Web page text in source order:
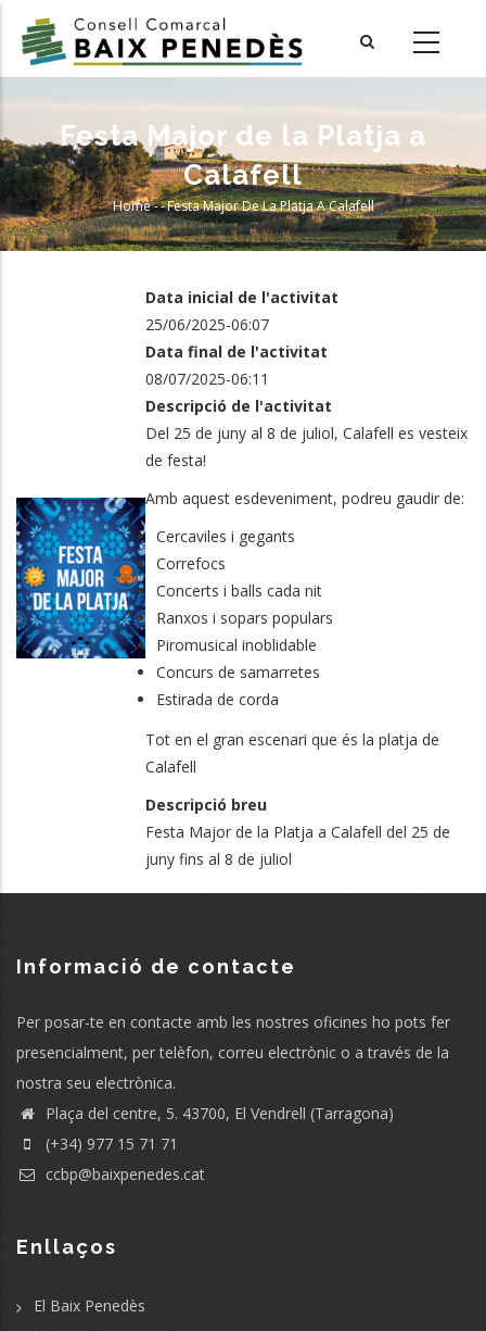
main
Festa Major de la Platja a
Calafell
Breadcrumb
Home--Festa Major De La Platja A Calafell
Data inicial de l'activitat
25/06/2025-06:07
Data final de l'activitat
08/07/2025-06:11
Descripció de l'activitat
Del 25 de juny al 8 de juliol, Calafell es vesteix
de festa!
Amb aquest esdeveniment, podreu gaudir de:
Cercaviles i gegants
Correfocs
Concerts i balls cada nit
Ranxos i sopars populars
Piromusical inoblidable
Concurs de samarretes
Estirada de corda
Tot en el gran escenari que és la platja de
Calafell
Descripció breu
Festa Major de la Platja a Calafell del 25 de
juny fins al 8 de juliol
Informació de contacte
Per posar-te en contacte amb les nostres oficines ho pots fer
presencialment, per telèfon, correu electrònic o a través de la
nostra seu electrònica.
Plaça del centre, 5. 43700, El Vendrell (Tarragona)
(+34) 977 15 71 71
ccbp@baixpenedes.cat
Enllaços
El Baix Penedès